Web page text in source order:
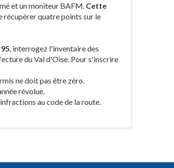
et un moniteur BAFM. Cette
quatre points sur le
, interrogez l'inventaire des
du Val d'Oise. Pour s'inscrire
ne doit pas être zéro.
révolue.
au code de la route.